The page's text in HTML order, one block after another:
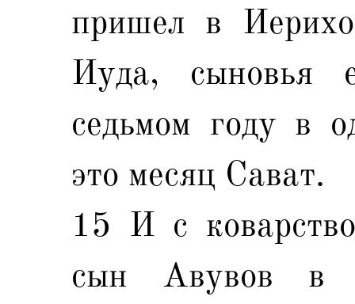
пришел в
Иуда, сыновья
седьмом году в
это месяц Сават.
15 И с
сын Авувов в